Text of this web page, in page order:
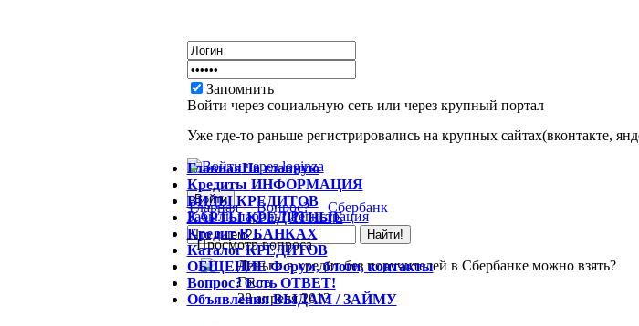
Запомнить
Войти через социальную сеть или через крупный портал
Уже где-то раньше регистрировались на крупных сайтах(вконтакте,
Забыли пароль? Регистрация
ГлавнаяНа главную
Кредиты ИНФОРМАЦИЯ
ВИДЫ КРЕДИТОВ
КАРТЫКРЕДИТНЫЕ
КредитВ БАНКАХ
КаталогКРЕДИТОВ
ОБЩЕНИЕФорум, блоги, контакты
Вопрос?Есть ОТВЕТ!
ОбъявленияВЫДАМ / ЗАЙМУ
Главная Вопрос? Сбербанк
Просмотр вопроса
Деньги в кредит без поручителей в Сбербанке можно взять?
Гость
28 апреля 2013